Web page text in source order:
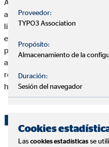
A la hora de invertir, también
aspectos de la inversión,
liquidez es la accesibilidad
en efectivo. Por ejemplo, un
porque primero tienes que
ahorro que te da un pequeño
retirado e ingresado en tu
horas.
Factores de
Proveedor:
TYPO3 Association
Propósito:
Almacenamiento de la
Duración:
Sesión del navegador
Cookies
Las cookies estadísticas se